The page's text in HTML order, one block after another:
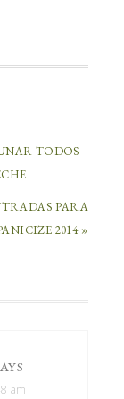
TODOS
PARA
2014 »
am